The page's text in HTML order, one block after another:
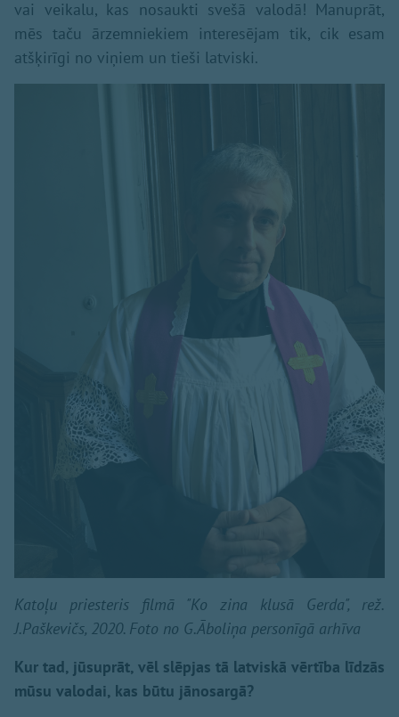
vai veikalu, kas nosaukti svešā valodā! Manuprāt,
mēs taču ārzemniekiem interesējam tik, cik esam
atšķirīgi no viņiem un tieši latviski.
Katoļu priesteris filmā "Ko zina klusā Gerda", rež.
J.Paškevičs, 2020. Foto no G.Āboliņa personīgā arhīva
Kur tad, jūsuprāt, vēl slēpjas tā latviskā vērtība līdzās
mūsu valodai, kas būtu jānosargā?